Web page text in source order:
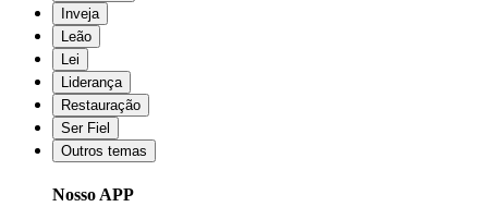
Inveja
Leão
Lei
Liderança
Restauração
Ser Fiel
Outros temas
Nosso APP